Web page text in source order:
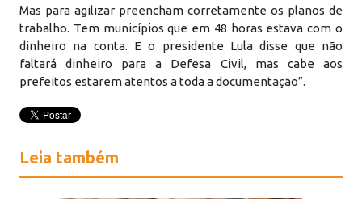
Mas para agilizar preencham corretamente os planos de
trabalho. Tem municípios que em 48 horas estava com o
dinheiro na conta. E o presidente Lula disse que não
faltará dinheiro para a Defesa Civil, mas cabe aos
prefeitos estarem atentos a toda a documentação”.
Leia também